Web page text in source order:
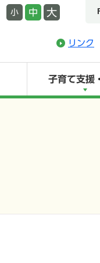
小 中 大
リンク
子育て支援